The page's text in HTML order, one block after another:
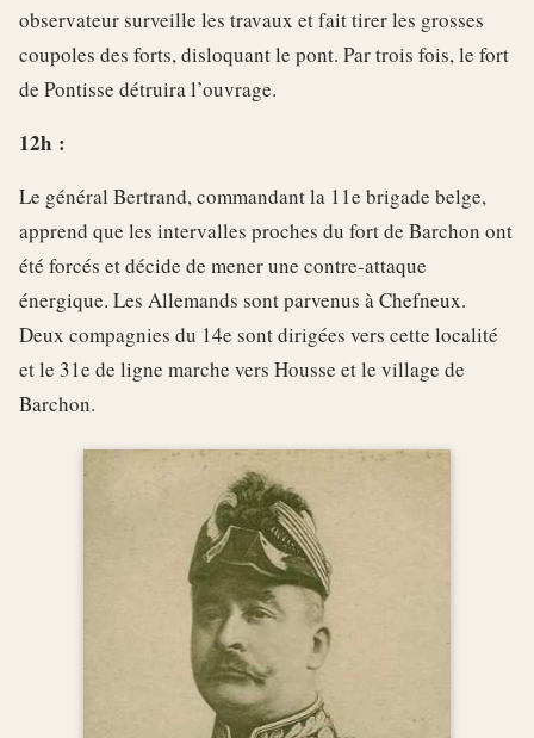
observateur surveille les travaux et fait tirer les grosses
coupoles des forts, disloquant le pont. Par trois fois, le fort
de Pontisse détruira l’ouvrage.
12h :
Le général Bertrand, commandant la 11e brigade belge,
apprend que les intervalles proches du fort de Barchon ont
été forcés et décide de mener une contre-attaque
énergique. Les Allemands sont parvenus à Chefneux.
Deux compagnies du 14e sont dirigées vers cette localité
et le 31e de ligne marche vers Housse et le village de
Barchon.